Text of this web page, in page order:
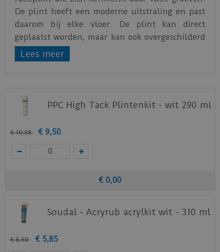
De plint heeft een moderne uitstraling en past
daarom bij elke vloer. De plint kan direct
geplaatst worden, maar kan ook overgeschilderd
worden in een andere kleur naar wens.
Lees meer
PPC High Tack Plintenkit - wit 290 ml
€ 10,58 € 9,50
€ 0,00
Soudal - Acryrub acrylkit wit - 310 ml
€ 6,50 € 5,85